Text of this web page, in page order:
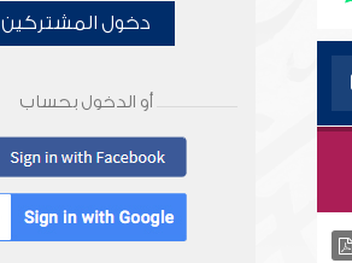
دخول المشتركين
أو الدخول بحساب